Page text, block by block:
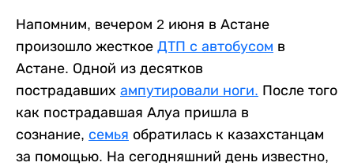
Напомним, вечером 2 июня в Астане
произошло жесткое ДТП с автобусом в
Астане. Одной из десятков
пострадавших ампутировали ноги. После того
как пострадавшая Алуа пришла в
сознание, семья обратилась к казахстанцам
за помощью. На сегодняшний день известно,